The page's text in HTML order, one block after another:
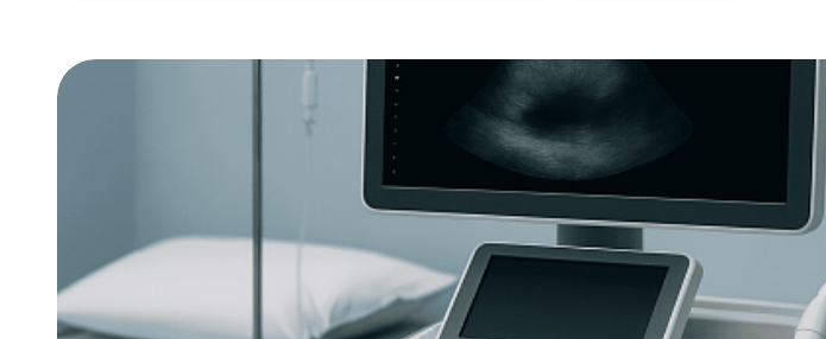
Адрес
398005, г. Липецк, пл. Металлургов, 1
Регистратура